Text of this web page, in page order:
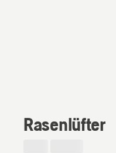
Rasenlüfter